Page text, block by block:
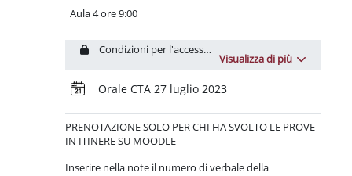
Aula 4 ore 9:00
Visualizza di più
Condizioni per l'accesso: L'attività
Orale CTA 27 luglio 2023
PRENOTAZIONESOLO PER CHI HA SVOLTO LE PROVE
IN ITINERE SU MOODLE
Inserire nella note il numero di verbale della